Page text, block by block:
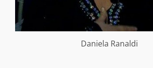
Daniela Ranaldi